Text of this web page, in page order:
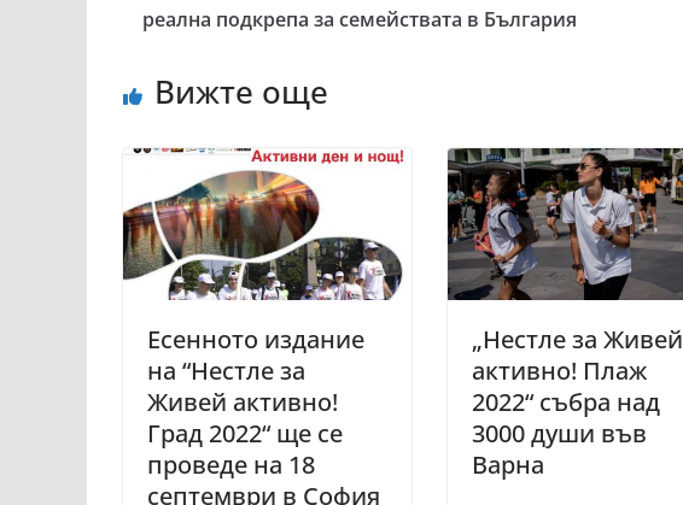
реална подкрепа за семействата в България
Вижте още
Есенното издание
на “Нестле за
Живей активно!
Град 2022“ ще се
проведе на 18
септември в София
„Нестле за Живей
активно! Плаж
2022“ събра над
3000 души във
Варна